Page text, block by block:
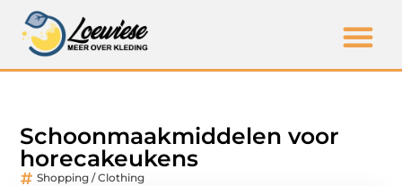
Schoonmaakmiddelen voor
horecakeukens
Shopping / Clothing